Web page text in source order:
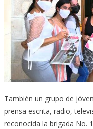
También un grupo de
prensa escrita, radio,
reconocida la brigada No.